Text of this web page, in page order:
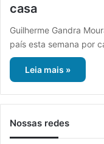
casa
Guilherme Gandra
país esta semana por
Leia mais »
Nossas redes